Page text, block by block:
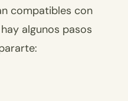
compatibles con
algunos pasos